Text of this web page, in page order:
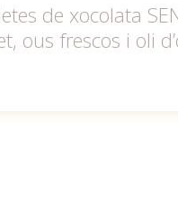
de xocolata
ous frescos i oli